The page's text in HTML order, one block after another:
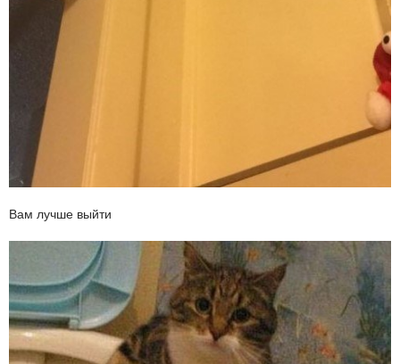
Вам лучше выйти